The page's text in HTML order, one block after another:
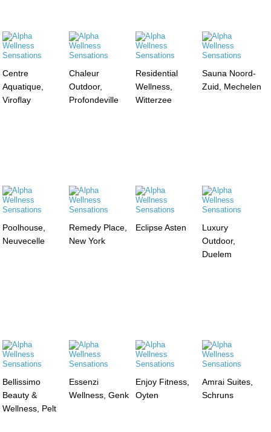
Centre
Aquatique,
Viroflay
Chaleur
Outdoor,
Profondeville
Residential
Wellness,
Witterzee
Sauna Noord-
Zuid, Mechelen
Poolhouse,
Neuvecelle
Remedy Place,
New York
Eclipse Asten
Luxury
Outdoor,
Duelem
Bellissimo
Beauty &
Wellness, Pelt
Essenzi
Wellness, Genk
Enjoy Fitness,
Oyten
Amrai Suites,
Schruns